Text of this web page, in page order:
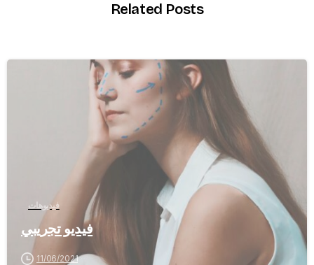
Related Posts
فيديوهات
فيديو تجريبي
11/06/2021